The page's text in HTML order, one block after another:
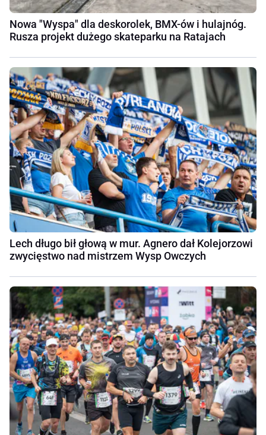
Nowa "Wyspa" dla deskorolek, BMX-ów i hulajnóg.
Rusza projekt dużego skateparku na Ratajach
Lech długo bił głową w mur. Agnero dał Kolejorzowi
zwycięstwo nad mistrzem Wysp Owczych